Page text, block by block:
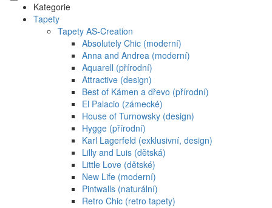
Kategorie
Tapety
Tapety AS-Creation
Absolutely Chic (moderní)
Anna and Andrea (moderní)
Aquarell (přírodní)
Attractive (design)
Best of Kámen a dřevo (přírodní)
El Palacio (zámecké)
House of Turnowsky (design)
Hygge (přírodní)
Karl Lagerfeld (exklusivní, design)
Lilly and Luis (dětská)
Little Love (dětské)
New Life (moderní)
Pintwalls (naturální)
Retro Chic (retro tapety)